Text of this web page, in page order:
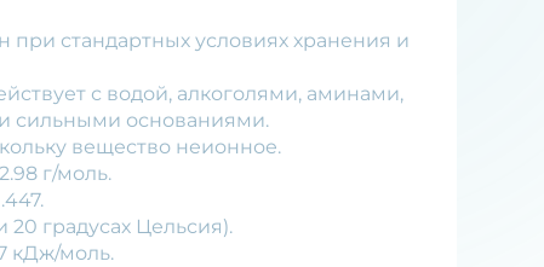
при стандартных условиях хранения и
с водой, алкоголями, аминами,
сильными основаниями.
вещество неионное.
г/моль.
20 градусах Цельсия).
кДж/моль.